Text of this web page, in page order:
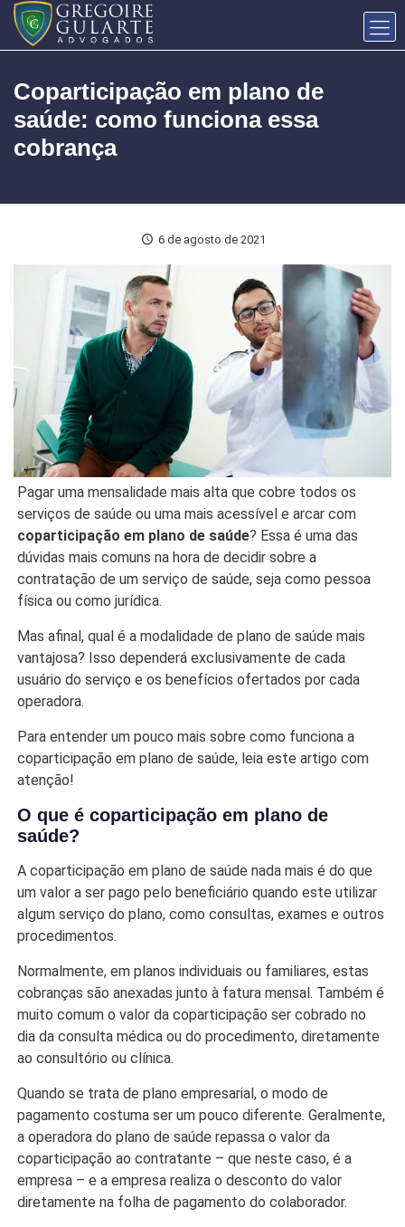
Coparticipação em plano de
saúde: como funciona essa
cobrança
6 de agosto de 2021
Pagar uma mensalidade mais alta que cobre todos os
serviços de saúde ou uma mais acessível e arcar com
coparticipação em plano de saúde? Essa é uma das
dúvidas mais comuns na hora de decidir sobre a
contratação de um serviço de saúde, seja como pessoa
física ou como jurídica.
Mas afinal, qual é a modalidade de plano de saúde mais
vantajosa? Isso dependerá exclusivamente de cada
usuário do serviço e os benefícios ofertados por cada
operadora.
Para entender um pouco mais sobre como funciona a
coparticipação em plano de saúde, leia este artigo com
atenção!
O que é coparticipação em plano de
saúde?
A coparticipação em plano de saúde nada mais é do que
um valor a ser pago pelo beneficiário quando este utilizar
algum serviço do plano, como consultas, exames e outros
procedimentos.
Normalmente, em planos individuais ou familiares, estas
cobranças são anexadas junto à fatura mensal. Também é
muito comum o valor da coparticipação ser cobrado no
dia da consulta médica ou do procedimento, diretamente
ao consultório ou clínica.
Quando se trata de plano empresarial, o modo de
pagamento costuma ser um pouco diferente. Geralmente,
a operadora do plano de saúde repassa o valor da
coparticipação ao contratante – que neste caso, é a
empresa – e a empresa realiza o desconto do valor
diretamente na folha de pagamento do colaborador.